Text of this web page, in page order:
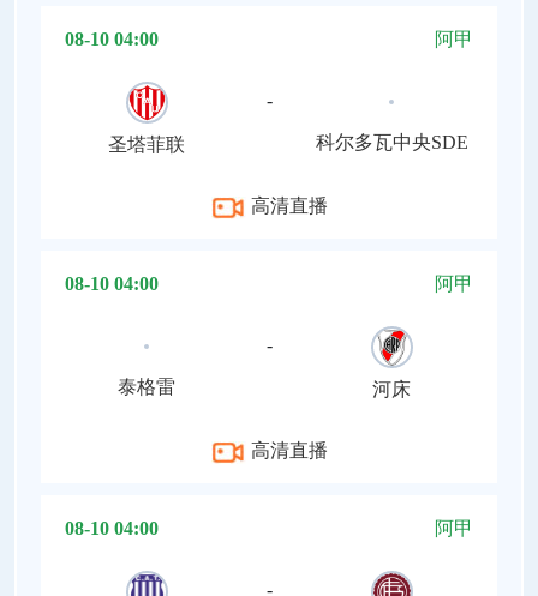
08-10 04:00 阿甲
圣塔菲联
-
科尔多瓦中央SDE
高清直播
08-10 04:00 阿甲
泰格雷
-
河床
高清直播
08-10 04:00 阿甲
-